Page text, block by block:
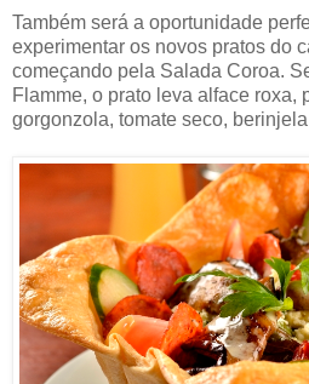
Também será a oportunidade
experimentar os novos pratos do
começando pela Salada Coroa.
Flamme, o prato leva alface roxa,
gorgonzola, tomate seco,